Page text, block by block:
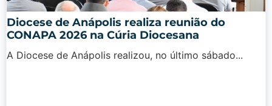
Diocese de Anápolis realiza reunião do
CONAPA 2026 na Cúria Diocesana
A Diocese de Anápolis realizou, no último sábado...